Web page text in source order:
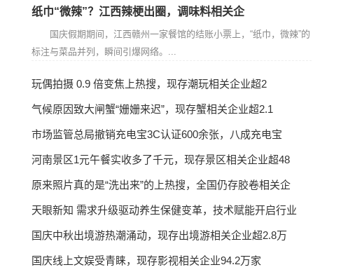
纸巾“微辣”？江西辣梗出圈，调味料相关企
国庆假期期间，江西赣州一家餐馆的结账小票上，“纸巾，微辣”的
标注与菜品并列，瞬间引爆网络。...
玩偶拍摄 0.9 倍变焦上热搜，现存潮玩相关企业超2
气候原因致大闸蟹“姗姗来迟”，现存蟹相关企业超2.1
市场监管总局撤销充电宝3C认证600余张，八成充电宝
河南景区1元午餐实收多了千元，现存景区相关企业超48
原来照片真的是“洗出来”的上热搜，全国仍存胶卷相关企
天眼新知 需求升级驱动养生保健变革，技术赋能开启行业
国庆中秋出境游热潮涌动，现存出境游相关企业超2.8万
国庆线上文娱受青睐，现存影视相关企业94.2万家